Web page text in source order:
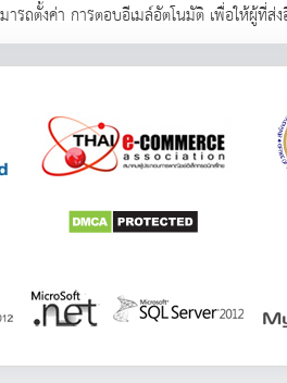
รถตั้งค่า การตอบอีเมล์อัตโนมัติ เพื่อให้ผู้ที่